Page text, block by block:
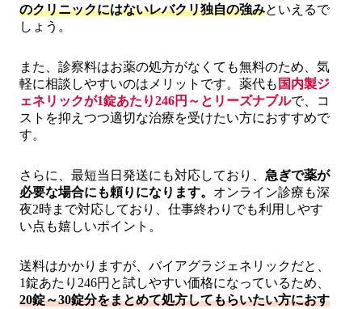
のクリニックにはないレバクリ独自の強みといえるで
しょう。
また、診察料はお薬の処方がなくても無料のため、気
軽に相談しやすいのはメリットです。薬代も 国内製ジ
ェネリックが1錠あたり246円～とリーズナブルで、コ
ストを抑えつつ適切な治療を受けたい方におすすめで
す。
さらに、最短当日発送にも対応しており、 急ぎで薬が
必要な場合にも頼りになります。 オンライン診療も深
夜2時まで対応しており、仕事終わりでも利用しやす
い点も嬉しいポイント。
送料はかかりますが、バイアグラジェネリックだと、
1錠あたり246円と試しやすい価格になっているため、
20錠～30錠分をまとめて処方してもらいたい方におす